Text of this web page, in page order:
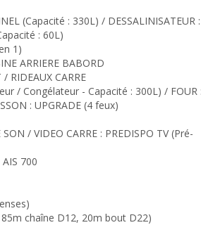
(Capacité : 330L) / DESSALINISATEUR :
: 60L)
1)
ARRIERE BABORD
RIDEAUX CARRE
/ Congélateur - Capacité : 300L) / FOUR :
: UPGRADE (4 feux)
/ VIDEO CARRE : PREDISPO TV (Pré-
700
chaîne D12, 20m bout D22)